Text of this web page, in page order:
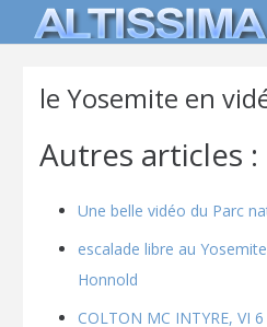
le Yosemite en
Autres articles :
Une belle vidéo du Parc
escalade libre au
Honnold
COLTON MC INTYRE, VI 6